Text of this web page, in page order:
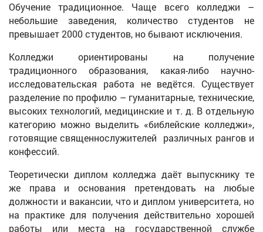
Обучение традиционное. Чаще всего колледжи –
небольшие заведения, количество студентов не
превышает 2000 студентов, но бывают исключения.
Колледжи ориентированы на получение
традиционного образования, какая-либо научно-
исследовательская работа не ведётся. Существует
разделение по профилю – гуманитарные, технические,
высоких технологий, медицинские и т. д. В отдельную
категорию можно выделить «библейские колледжи»,
готовящие священнослужителей различных рангов и
конфессий.
Теоретически диплом колледжа даёт выпускнику те
же права и основания претендовать на любые
должности и вакансии, что и диплом университета, но
на практике для получения действительно хорошей
работы или места на государственной службе